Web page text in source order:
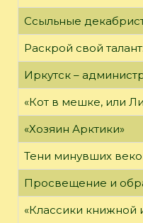
Ссыльные
Раскрой свой
Иркутск –
«Кот в мешке, или
«Хозяин Арктики»
Тени минувших
Просвещение и
«Классики